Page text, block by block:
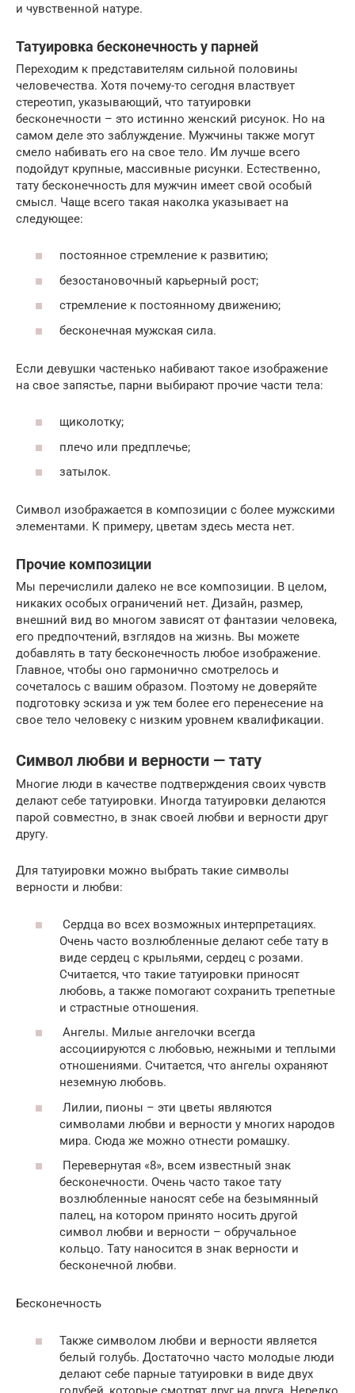
и чувственной натуре.
Татуировка бесконечность у парней
Переходим к представителям сильной половины
человечества. Хотя почему-то сегодня властвует
стереотип, указывающий, что татуировки
бесконечности – это истинно женский рисунок. Но на
самом деле это заблуждение. Мужчины также могут
смело набивать его на свое тело. Им лучше всего
подойдут крупные, массивные рисунки. Естественно,
тату бесконечность для мужчин имеет свой особый
смысл. Чаще всего такая наколка указывает на
следующее:
постоянное стремление к развитию;
безостановочный карьерный рост;
стремление к постоянному движению;
бесконечная мужская сила.
Если девушки частенько набивают такое изображение
на свое запястье, парни выбирают прочие части тела:
щиколотку;
плечо или предплечье;
затылок.
Символ изображается в композиции с более мужскими
элементами. К примеру, цветам здесь места нет.
Прочие композиции
Мы перечислили далеко не все композиции. В целом,
никаких особых ограничений нет. Дизайн, размер,
внешний вид во многом зависят от фантазии человека,
его предпочтений, взглядов на жизнь. Вы можете
добавлять в тату бесконечность любое изображение.
Главное, чтобы оно гармонично смотрелось и
сочеталось с вашим образом. Поэтому не доверяйте
подготовку эскиза и уж тем более его перенесение на
свое тело человеку с низким уровнем квалификации.
Символ любви и верности — тату
Многие люди в качестве подтверждения своих чувств
делают себе татуировки. Иногда татуировки делаются
парой совместно, в знак своей любви и верности друг
другу.
Для татуировки можно выбрать такие символы
верности и любви:
Сердца во всех возможных интерпретациях.
Очень часто возлюбленные делают себе тату в
виде сердец с крыльями, сердец с розами.
Считается, что такие татуировки приносят
любовь, а также помогают сохранить трепетные
и страстные отношения.
Ангелы. Милые ангелочки всегда
ассоциируются с любовью, нежными и теплыми
отношениями. Считается, что ангелы охраняют
неземную любовь.
Лилии, пионы – эти цветы являются
символами любви и верности у многих народов
мира. Сюда же можно отнести ромашку.
Перевернутая «8», всем известный знак
бесконечности. Очень часто такое тату
возлюбленные наносят себе на безымянный
палец, на котором принято носить другой
символ любви и верности – обручальное
кольцо. Тату наносится в знак верности и
бесконечной любви.
Бесконечность
Также символом любви и верности является
белый голубь. Достаточно часто молодые люди
делают себе парные татуировки в виде двух